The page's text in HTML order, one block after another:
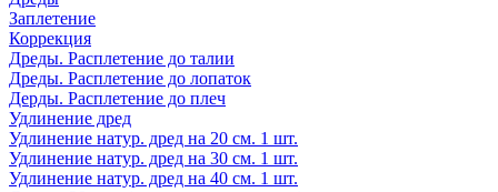
Заплетение
Коррекция
Дреды. Расплетение до талии
Дреды. Расплетение до лопаток
Дерды. Расплетение до плеч
Удлинение дред
Удлинение натур. дред на 20 см. 1 шт.
Удлинение натур. дред на 30 см. 1 шт.
Удлинение натур. дред на 40 см. 1 шт.